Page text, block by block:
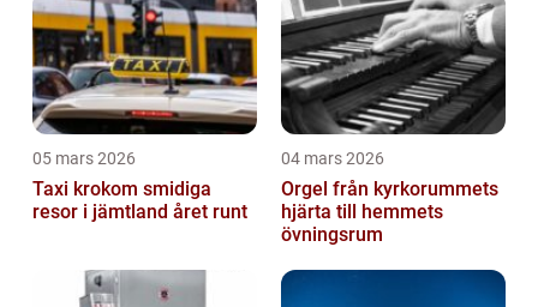
05 mars 2026
Taxi krokom smidiga
resor i jämtland året runt
04 mars 2026
Orgel från kyrkorummets
hjärta till hemmets
övningsrum